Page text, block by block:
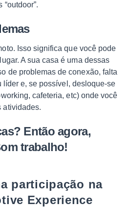
Isso significa que você pode
A sua casa é uma dessas
de problemas de conexão, falta
líder e, se possível, desloque-se
cafeteria, etc) onde você
atividades.
Então agora,
trabalho!
participação na
Experience